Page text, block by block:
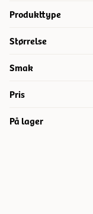
Produkttype
Tørrfôr for katt
Størrelse
12x156 g
Smak
Pris
17
På lager